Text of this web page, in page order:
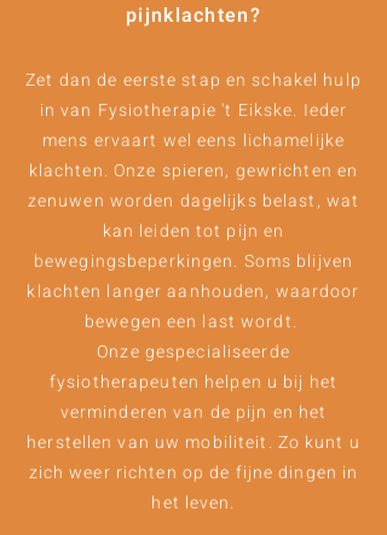
pijnklachten?
Zet dan de eerste stap en schakel hulp
in van Fysiotherapie 't Eikske. Ieder
mens ervaart wel eens lichamelijke
klachten. Onze spieren, gewrichten en
zenuwen worden dagelijks belast, wat
kan leiden tot pijn en
bewegingsbeperkingen. Soms blijven
klachten langer aanhouden, waardoor
bewegen een last wordt.
Onze gespecialiseerde
fysiotherapeuten helpen u bij het
verminderen van de pijn en het
herstellen van uw mobiliteit. Zo kunt u
zich weer richten op de fijne dingen in
het leven.